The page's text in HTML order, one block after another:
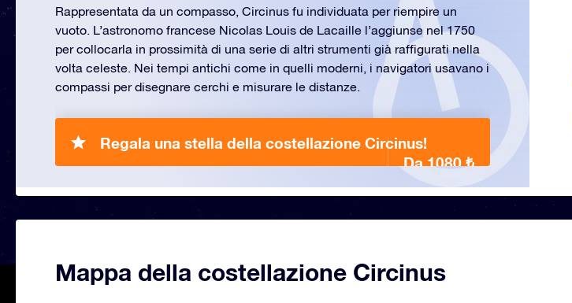
Rappresentata da un compasso, Circinus fu individuata per riempire un
vuoto. L’astronomo francese Nicolas Louis de Lacaille l’aggiunse nel 1750
per collocarla in prossimità di una serie di altri strumenti già raffigurati nella
volta celeste. Nei tempi antichi come in quelli moderni, i navigatori usavano i
compassi per disegnare cerchi e misurare le distanze.
Regala una stella della costellazione Circinus!
Da 1080 ₺
Mappa della costellazione Circinus